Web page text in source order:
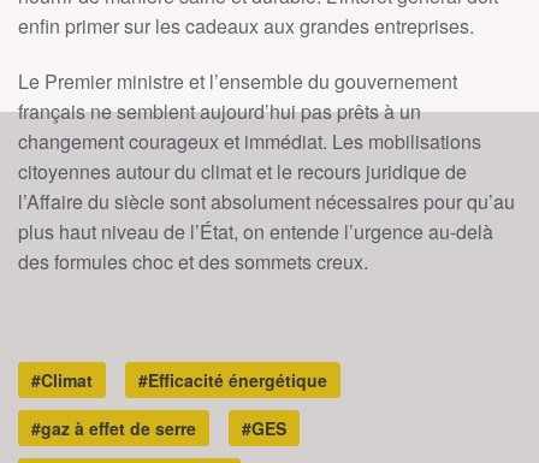
enfin primer sur les cadeaux aux grandes entreprises.
Le Premier ministre et l’ensemble du gouvernement
français ne semblent aujourd’hui pas prêts à un
changement courageux et immédiat. Les mobilisations
citoyennes autour du climat et le recours juridique de
l’Affaire du siècle sont absolument nécessaires pour qu’au
plus haut niveau de l’État, on entende l’urgence au-delà
des formules choc et des sommets creux.
#Climat
#Efficacité énergétique
#gaz à effet de serre
#GES